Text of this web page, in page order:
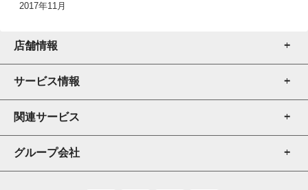
2017年11月
店舗情報
店舗一覧
店舗検索
サービス情報
厨房機器販売
厨房機器売買
修理・メンテナンス
関連サービス
厨房機器販売
グループ会社